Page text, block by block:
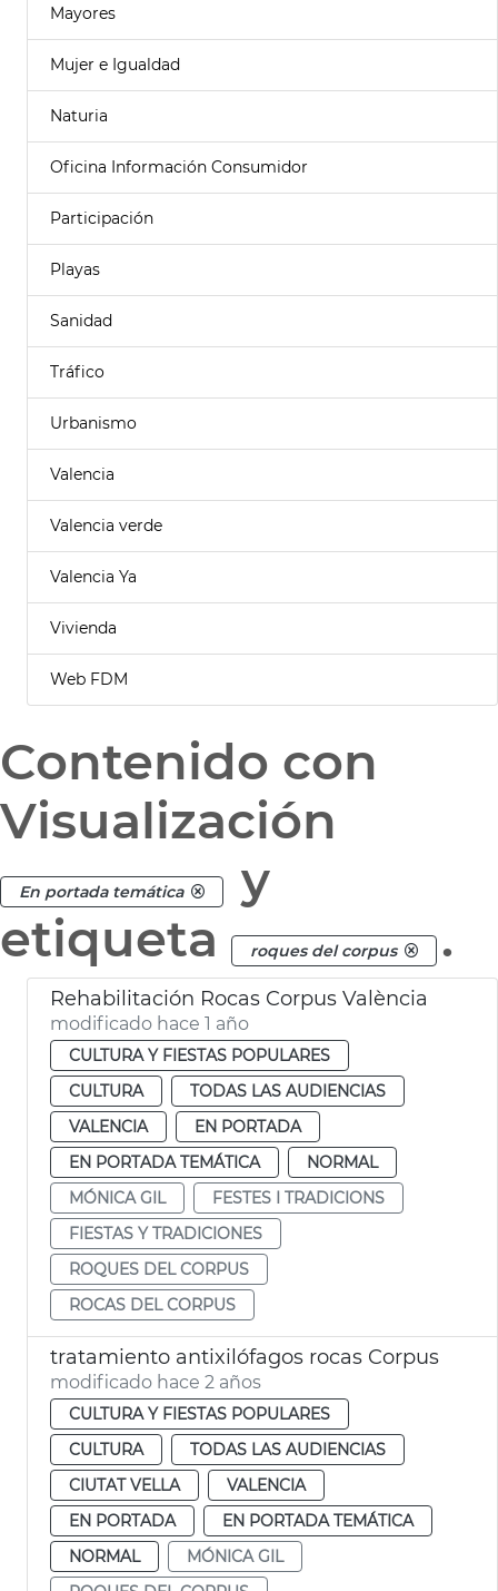
Mayores
Mujer e Igualdad
Naturia
Oficina Información Consumidor
Participación
Playas
Sanidad
Tráfico
Urbanismo
Valencia
Valencia verde
Valencia Ya
Vivienda
Web FDM
Contenido con
Visualización
En portada temática
y
etiqueta
roques del corpus .
Rehabilitación Rocas Corpus València
modificado hace 1 año
CULTURA Y FIESTAS POPULARES
CULTURA
TODAS LAS AUDIENCIAS
VALENCIA
EN PORTADA
EN PORTADA TEMÁTICA
NORMAL
MÓNICA GIL
FESTES I TRADICIONS
FIESTAS Y TRADICIONES
ROQUES DEL CORPUS
ROCAS DEL CORPUS
tratamiento antixilófagos rocas Corpus
modificado hace 2 años
CULTURA Y FIESTAS POPULARES
CULTURA
TODAS LAS AUDIENCIAS
CIUTAT VELLA
VALENCIA
EN PORTADA
EN PORTADA TEMÁTICA
NORMAL
MÓNICA GIL